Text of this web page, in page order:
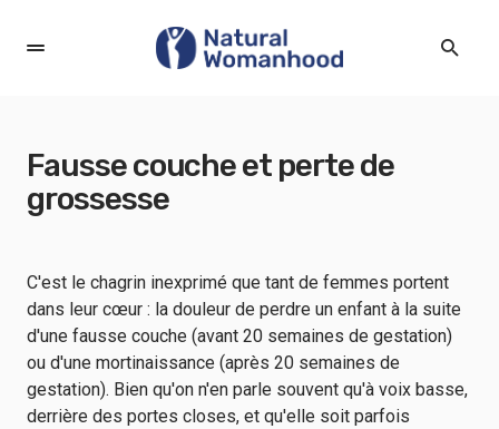
Fausse couche et perte de
grossesse
C'est le chagrin inexprimé que tant de femmes portent
dans leur cœur : la douleur de perdre un enfant à la suite
d'une fausse couche (avant 20 semaines de gestation)
ou d'une mortinaissance (après 20 semaines de
gestation). Bien qu'on n'en parle souvent qu'à voix basse,
derrière des portes closes, et qu'elle soit parfois